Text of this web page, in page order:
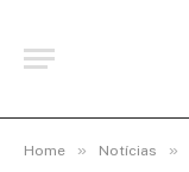
Home » Notícias »